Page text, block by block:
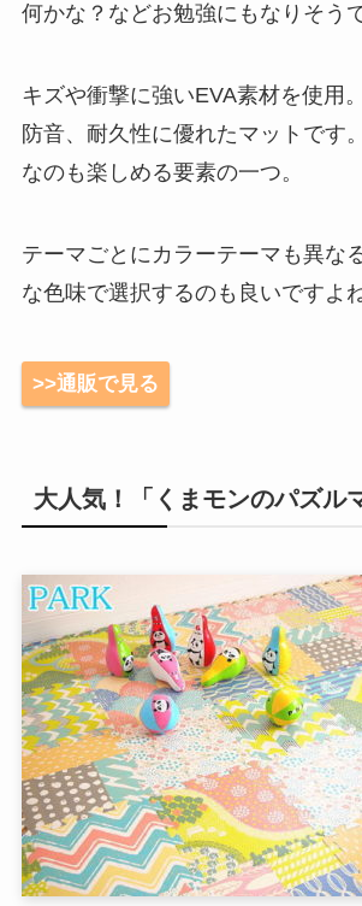
何かな？などお勉強にもなりそうで
キズや衝撃に強いEVA素材を使用
防音、耐久性に優れたマットです
なのも楽しめる要素の一つ。
テーマごとにカラーテーマも異な
な色味で選択するのも良いですよね
>>通販で見る
大人気！「くまモンのパズル